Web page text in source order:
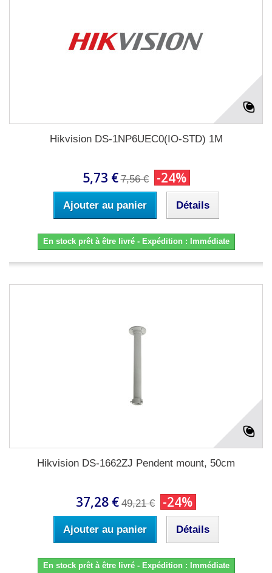
Hikvision DS-1NP6UEC0(IO-STD) 1M
5,73 € 7,56 € -24%
Ajouter au panier Détails
En stock prêt à être livré - Expédition : Immédiate
Hikvision DS-1662ZJ Pendent mount, 50cm
37,28 € 49,21 € -24%
Ajouter au panier Détails
En stock prêt à être livré - Expédition : Immédiate